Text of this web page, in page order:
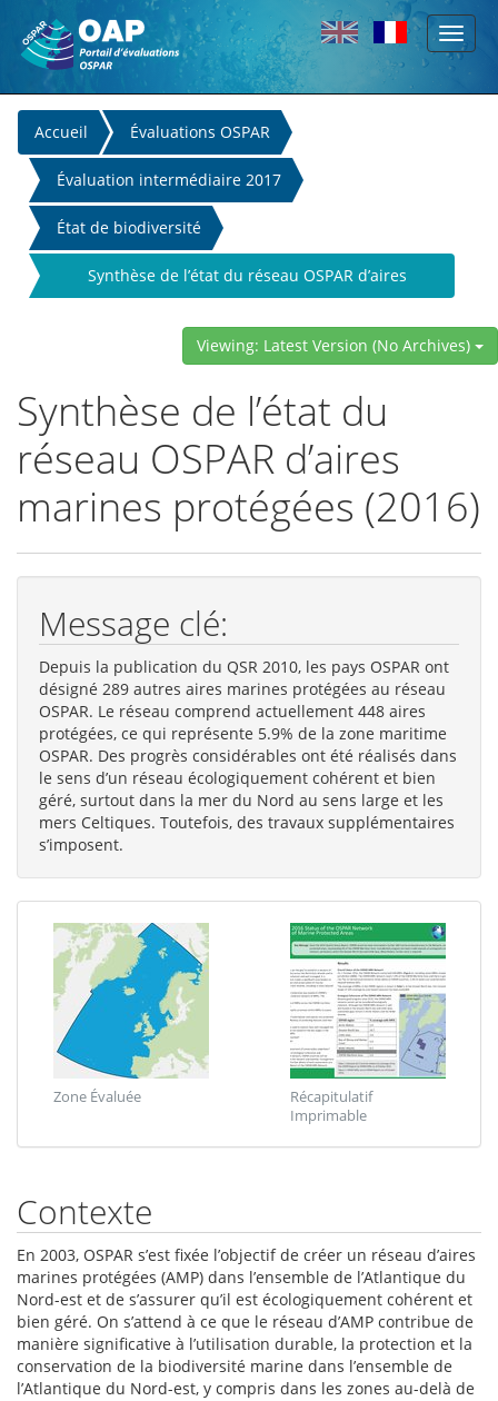
Skip to main content
Toggle
You
are
here
Accueil Évaluations OSPAR
Évaluation intermédiaire 2017
État de biodiversité
Synthèse de l’état du réseau OSPAR d’aires
Viewing: Latest Version (No Archives)
Synthèse de l’état du
réseau OSPAR d’aires
marines protégées (2016)
Message clé:
Depuis la publication du QSR 2010, les pays OSPAR ont
désigné 289 autres aires marines protégées au réseau
OSPAR. Le réseau comprend actuellement 448 aires
protégées, ce qui représente 5.9% de la zone maritime
OSPAR. Des progrès considérables ont été réalisés dans
le sens d’un réseau écologiquement cohérent et bien
géré, surtout dans la mer du Nord au sens large et les
mers Celtiques. Toutefois, des travaux supplémentaires
s’imposent.
Zone Évaluée
Récapitulatif
Imprimable
Contexte
En 2003, OSPAR s’est fixée l’objectif de créer un réseau d’aires
marines protégées (AMP) dans l’ensemble de l’Atlantique du
Nord-est et de s’assurer qu’il est écologiquement cohérent et
bien géré. On s’attend à ce que le réseau d’AMP contribue de
manière significative à l’utilisation durable, la protection et la
conservation de la biodiversité marine dans l’ensemble de
l’Atlantique du Nord-est, y compris dans les zones au-delà de